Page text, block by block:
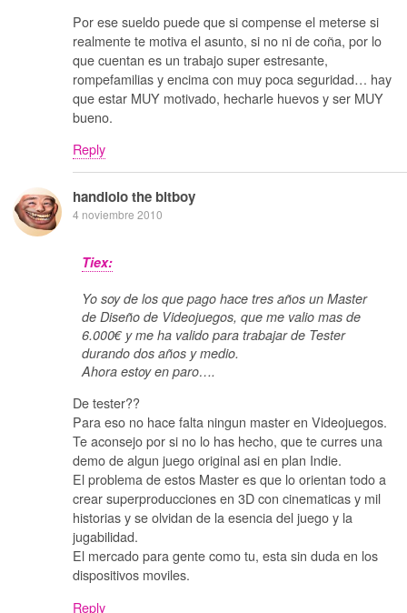
Por ese sueldo puede que si compense el meterse si
realmente te motiva el asunto, si no ni de coña, por lo
que cuentan es un trabajo super estresante,
rompefamilias y encima con muy poca seguridad… hay
que estar MUY motivado, hecharle huevos y ser MUY
bueno.
Reply
handlolo the bitboy
4 noviembre 2010
Tiex:
Yo soy de los que pago hace tres años un Master
de Diseño de Videojuegos, que me valio mas de
6.000€ y me ha valido para trabajar de Tester
durando dos años y medio.
Ahora estoy en paro….
De tester??
Para eso no hace falta ningun master en Videojuegos.
Te aconsejo por si no lo has hecho, que te curres una
demo de algun juego original asi en plan Indie.
El problema de estos Master es que lo orientan todo a
crear superproducciones en 3D con cinematicas y mil
historias y se olvidan de la esencia del juego y la
jugabilidad.
El mercado para gente como tu, esta sin duda en los
dispositivos moviles.
Reply